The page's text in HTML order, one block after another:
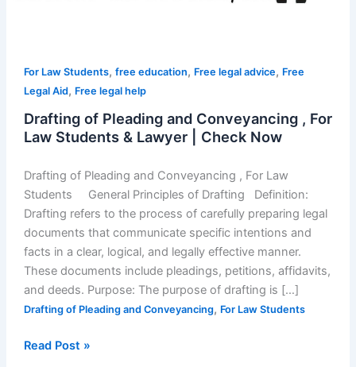
For Law Students, free education, Free legal advice, Free
Legal Aid, Free legal help
Drafting of Pleading and Conveyancing , For
Law Students & Lawyer | Check Now
Drafting of Pleading and Conveyancing , For Law
Students General Principles of Drafting Definition:
Drafting refers to the process of carefully preparing legal
documents that communicate specific intentions and
facts in a clear, logical, and legally effective manner.
These documents include pleadings, petitions, affidavits,
and deeds. Purpose: The purpose of drafting is […]
Drafting of Pleading and Conveyancing, For Law Students
Read Post »